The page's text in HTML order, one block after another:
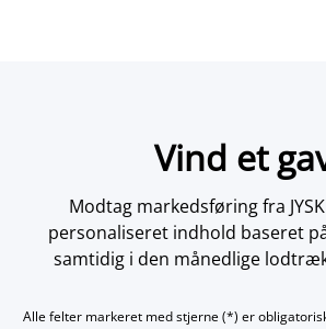
Vind et
Modtag markedsføring fra
personaliseret indhold baseret
samtidig i den månedlige
Alle felter markeret med stjerne (*) er